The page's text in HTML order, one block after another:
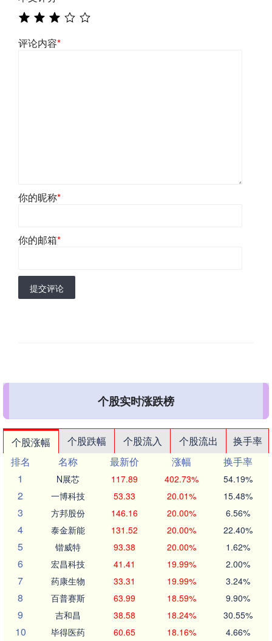
评论内容*
你的昵称*
你的邮箱*
提交评论
个股实时涨跌榜
个股涨幅 个股跌幅 个股流入 个股流出
换手率
排名
名称 最新价 涨幅
换手率
1
N展芯 117.89 402.73% 54.19%
2 一博科技 53.33 20.01% 15.48%
3 方邦股份 146.16 20.00% 6.56%
4 泰金新能 131.52 20.00% 22.40%
5 锴威特 93.38 20.00% 1.62%
6 宏昌科技 41.41 19.99% 2.00%
7 药康生物 33.31 19.99% 3.24%
8 百普赛斯 63.99 18.59% 9.90%
9 吉和昌 38.58 18.24% 30.55%
10 毕得医药 60.65 18.16% 4.66%